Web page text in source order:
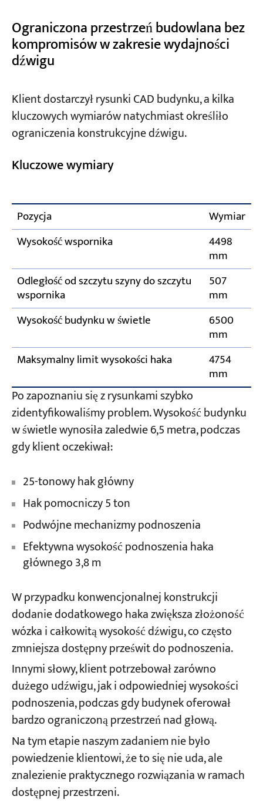
Ograniczona przestrzeń budowlana bez
kompromisów w zakresie wydajności
dźwigu
Klient dostarczył rysunki CAD budynku, a kilka
kluczowych wymiarów natychmiast określiło
ograniczenia konstrukcyjne dźwigu.
Kluczowe wymiary
Pozycja
Wymiar
Wysokość wspornika
4498
mm
Odległość od szczytu szyny do szczytu
wspornika
507
mm
Wysokość budynku w świetle
6500
mm
Maksymalny limit wysokości haka
4754
mm
Po zapoznaniu się z rysunkami szybko
zidentyfikowaliśmy problem. Wysokość budynku
w świetle wynosiła zaledwie 6,5 metra, podczas
gdy klient oczekiwał:
25-tonowy hak główny
Hak pomocniczy 5 ton
Podwójne mechanizmy podnoszenia
Efektywna wysokość podnoszenia haka
głównego 3,8 m
W przypadku konwencjonalnej konstrukcji
dodanie dodatkowego haka zwiększa złożoność
wózka i całkowitą wysokość dźwigu, co często
zmniejsza dostępny prześwit do podnoszenia.
Innymi słowy, klient potrzebował zarówno
dużego udźwigu, jak i odpowiedniej wysokości
podnoszenia, podczas gdy budynek oferował
bardzo ograniczoną przestrzeń nad głową.
Na tym etapie naszym zadaniem nie było
powiedzenie klientowi, że to się nie uda, ale
znalezienie praktycznego rozwiązania w ramach
dostępnej przestrzeni.